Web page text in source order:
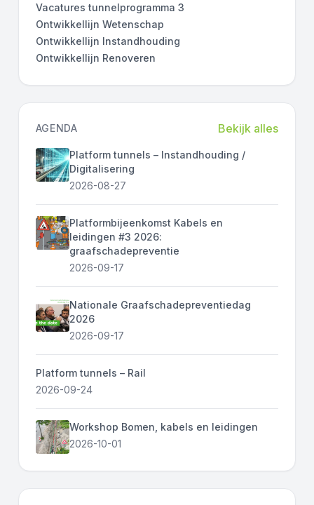
Vacatures tunnelprogramma 3
Ontwikkellijn Wetenschap
Ontwikkellijn Instandhouding
Ontwikkellijn Renoveren
AGENDA Bekijk alles
Platform tunnels – Instandhouding /
Digitalisering
2026-08-27
Platformbijeenkomst Kabels en
leidingen #3 2026:
graafschadepreventie
2026-09-17
Nationale Graafschadepreventiedag
2026
2026-09-17
Platform tunnels – Rail
2026-09-24
Workshop Bomen, kabels en leidingen
2026-10-01